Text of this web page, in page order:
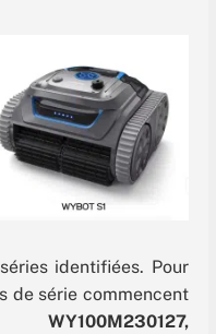
identifiées. Pour
de série commencent
WY100M230127,